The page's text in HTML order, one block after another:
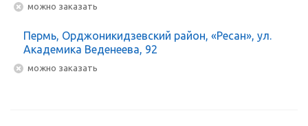
Можно заказать
Пермь, Орджоникидзевский район, «Ресан», ул.
Академика Веденеева, 92
Можно заказать